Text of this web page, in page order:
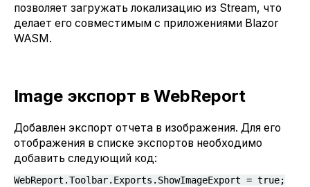
позволяет загружать локализацию из Stream, что
делает его совместимым с приложениями Blazor
WASM.
Image экспорт в WebReport
Добавлен экспорт отчета в изображения. Для его
отображения в списке экспортов необходимо
добавить следующий код:
WebReport.Toolbar.Exports.ShowImageExport = true;